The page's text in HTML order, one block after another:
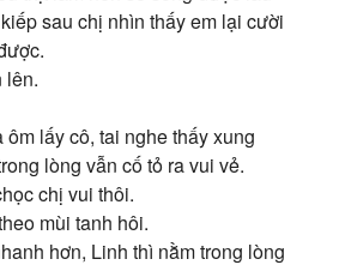
sau chị nhìn thấy em lại cười
lên.
lấy cô, tai nghe thấy xung
lòng vẫn cố tỏ ra vui vẻ.
chị vui thôi.
mùi tanh hôi.
hơn, Linh thì nằm trong lòng